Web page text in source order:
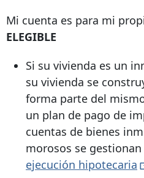
Mi cuenta es para mi
ELEGIBLE
Si su vivienda es un
su vivienda se
forma parte del
un plan de pago de
cuentas de bienes
morosos se
ejecución hipotecaria